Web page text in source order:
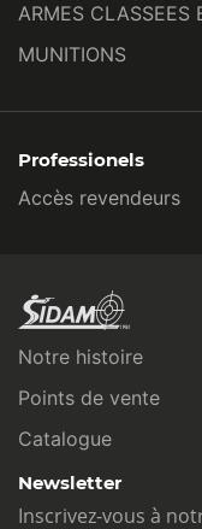
ARMES CLASSEES
MUNITIONS
Professionels
Accès revendeurs
Notre histoire
Points de vente
Catalogue
Newsletter
Inscrivez-vous à